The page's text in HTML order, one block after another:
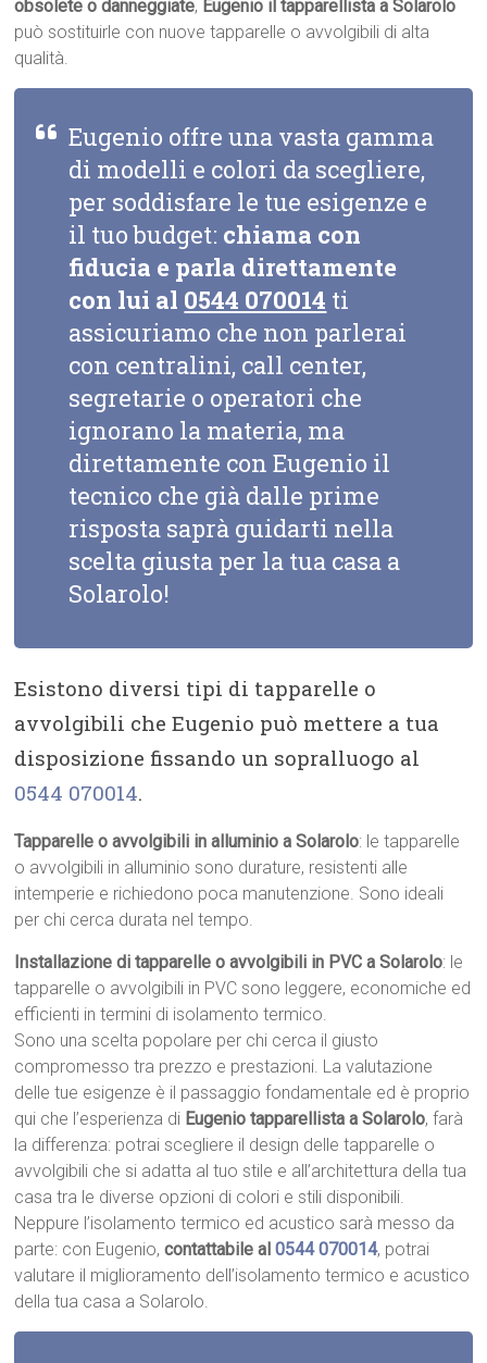
obsolete o danneggiate, Eugenio il tapparellista a Solarolo
può sostituirle con nuove tapparelle o avvolgibili di alta
qualità.
Eugenio offre una vasta gamma
di modelli e colori da scegliere,
per soddisfare le tue esigenze e
il tuo budget: chiama con
fiducia e parla direttamente
con lui al 0544 070014 ti
assicuriamo che non parlerai
con centralini, call center,
segretarie o operatori che
ignorano la materia, ma
direttamente con Eugenio il
tecnico che già dalle prime
risposta saprà guidarti nella
scelta giusta per la tua casa a
Solarolo!
Esistono diversi tipi di tapparelle o
avvolgibili che Eugenio può mettere a tua
disposizione fissando un sopralluogo al
0544 070014.
Tapparelle o avvolgibili in alluminio a Solarolo: le tapparelle
o avvolgibili in alluminio sono durature, resistenti alle
intemperie e richiedono poca manutenzione. Sono ideali
per chi cerca durata nel tempo.
Installazione di tapparelle o avvolgibili in PVC a Solarolo: le
tapparelle o avvolgibili in PVC sono leggere, economiche ed
efficienti in termini di isolamento termico.
Sono una scelta popolare per chi cerca il giusto
compromesso tra prezzo e prestazioni. La valutazione
delle tue esigenze è il passaggio fondamentale ed è proprio
qui che l’esperienza di Eugenio tapparellista a Solarolo, farà
la differenza: potrai scegliere il design delle tapparelle o
avvolgibili che si adatta al tuo stile e all’architettura della tua
casa tra le diverse opzioni di colori e stili disponibili.
Neppure l’isolamento termico ed acustico sarà messo da
parte: con Eugenio,contattabile al0544 070014, potrai
valutare il miglioramento dell’isolamento termico e acustico
della tua casa a Solarolo.